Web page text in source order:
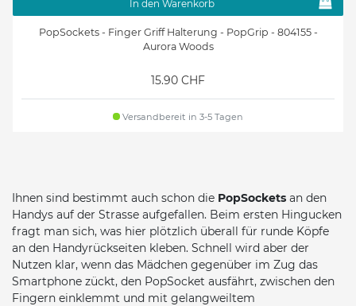
In den Warenkorb
PopSockets - Finger Griff Halterung - PopGrip - 804155 -
Aurora Woods
15.90 CHF
Versandbereit in 3-5 Tagen
Ihnen sind bestimmt auch schon die PopSockets an den
Handys auf der Strasse aufgefallen. Beim ersten Hingucken
fragt man sich, was hier plötzlich überall für runde Köpfe
an den Handyrückseiten kleben. Schnell wird aber der
Nutzen klar, wenn das Mädchen gegenüber im Zug das
Smartphone zückt, den PopSocket ausfährt, zwischen den
Fingern einklemmt und mit gelangweiltem